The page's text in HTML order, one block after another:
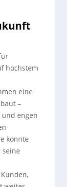
höchstem
eine
–
engen
konnte